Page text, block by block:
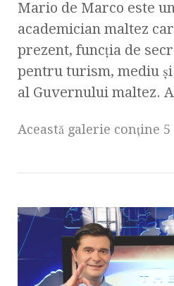
Mario de Marco este
academician maltez
prezent, funcţia de
pentru turism, mediu
al Guvernului maltez.
Această galerie conţine